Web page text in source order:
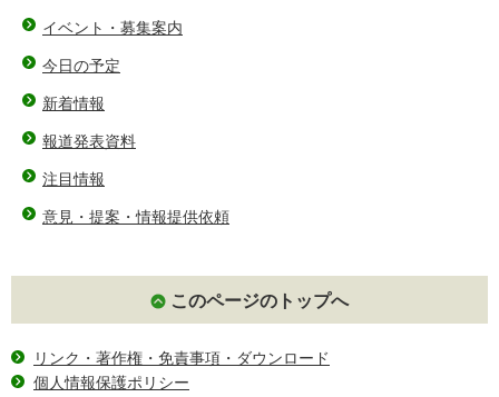
イベント・募集案内
今日の予定
新着情報
報道発表資料
注目情報
意見・提案・情報提供依頼
このページのトップへ
リンク・著作権・免責事項・ダウンロード
個人情報保護ポリシー